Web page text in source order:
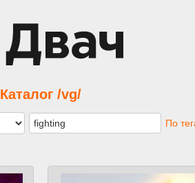
Каталог /vg/
По